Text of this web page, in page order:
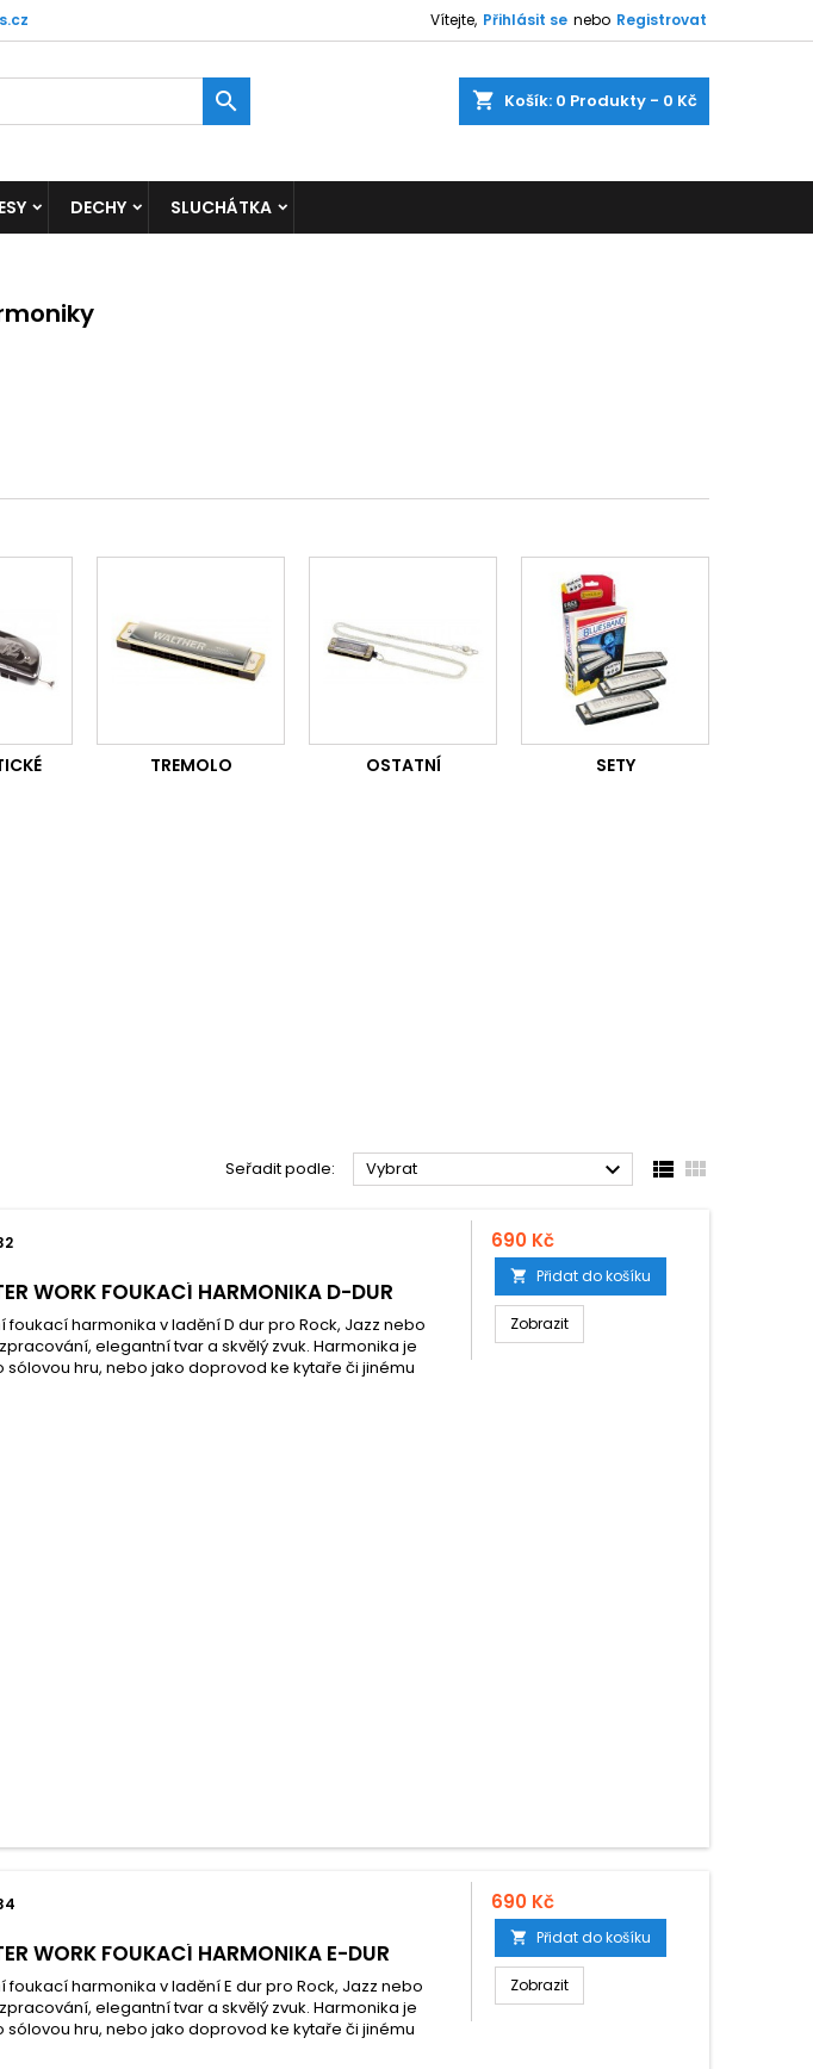
Vítejte, Přihlásit se nebo Registrovat
shopping_cart Košík: 0 Produkty - 0 Kč

DECHY SLUCHÁTKA
TREMOLO OSTATNÍ SETY
Seřadit podle: Vybrat   
WORK FOUKACÍ HARMONIKA D-DUR
foukací harmonika v ladění D dur pro Rock, Jazz nebo
elegantní tvar a skvělý zvuk. Harmonika je
sólovou hru, nebo jako doprovod ke kytaře či jinému
690 Kč
 Přidat do košíku
Zobrazit
WORK FOUKACÍ HARMONIKA E-DUR
foukací harmonika v ladění E dur pro Rock, Jazz nebo
elegantní tvar a skvělý zvuk. Harmonika je
sólovou hru, nebo jako doprovod ke kytaře či jinému
690 Kč
 Přidat do košíku
Zobrazit